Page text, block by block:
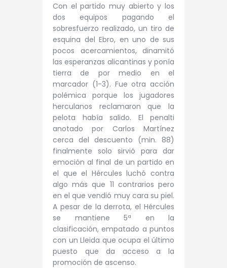
Con el partido muy abierto y los
dos equipos pagando el
sobresfuerzo realizado, un tiro de
esquina del Ebro, en uno de sus
pocos acercamientos, dinamitó
las esperanzas alicantinas y ponía
tierra de por medio en el
marcador (1-3). Fue otra acción
polémica porque los jugadores
herculanos reclamaron que la
pelota había salido. El penalti
anotado por Carlos Martínez
cerca del descuento (min. 88)
finalmente solo sirvió para dar
emoción al final de un partido en
el que el Hércules luchó contra
algo más que 11 contrarios pero
en el que vendió muy cara su piel.
A pesar de la derrota, el Hércules
se mantiene 5ª en la
clasificación, empatado a puntos
con un Lleida que ocupa el último
puesto que da acceso a la
promoción de ascenso.